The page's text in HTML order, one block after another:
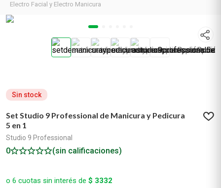
Electro Facial y Electro Manicura
Sin stock
Set Studio 9 Professional de Manicura y Pedicura
5 en 1
Studio 9 Professional
0 (sin calificaciones)
o 6 cuotas sin interés de $ 3332
2.
.protector solar
10. nyx